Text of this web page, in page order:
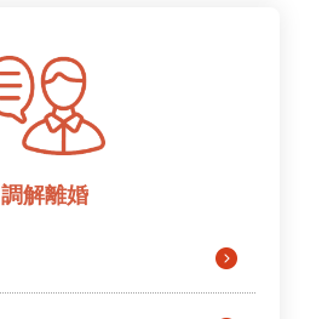
調解離婚